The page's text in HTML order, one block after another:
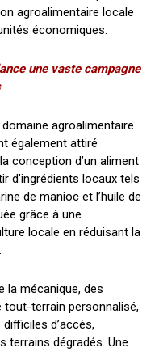
agroalimentaire locale
économiques.
une vaste campagne
agroalimentaire.
également attiré
conception d’un aliment
d’ingrédients locaux tels
de manioc et l’huile de
grâce à une
locale en réduisant la
la mécanique, des
tout-terrain personnalisé,
d’accès,
terrains dégradés. Une